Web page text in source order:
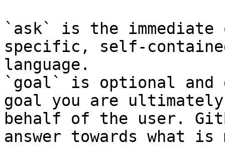
`ask` is the
specific, self-
language.
`goal` is optional and
goal you are
behalf of the user.
answer towards what